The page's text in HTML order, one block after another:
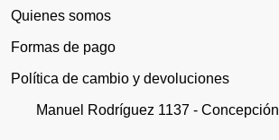
Quienes somos
Formas de pago
Política de cambio y devoluciones
Manuel Rodríguez 1137 - Concepción